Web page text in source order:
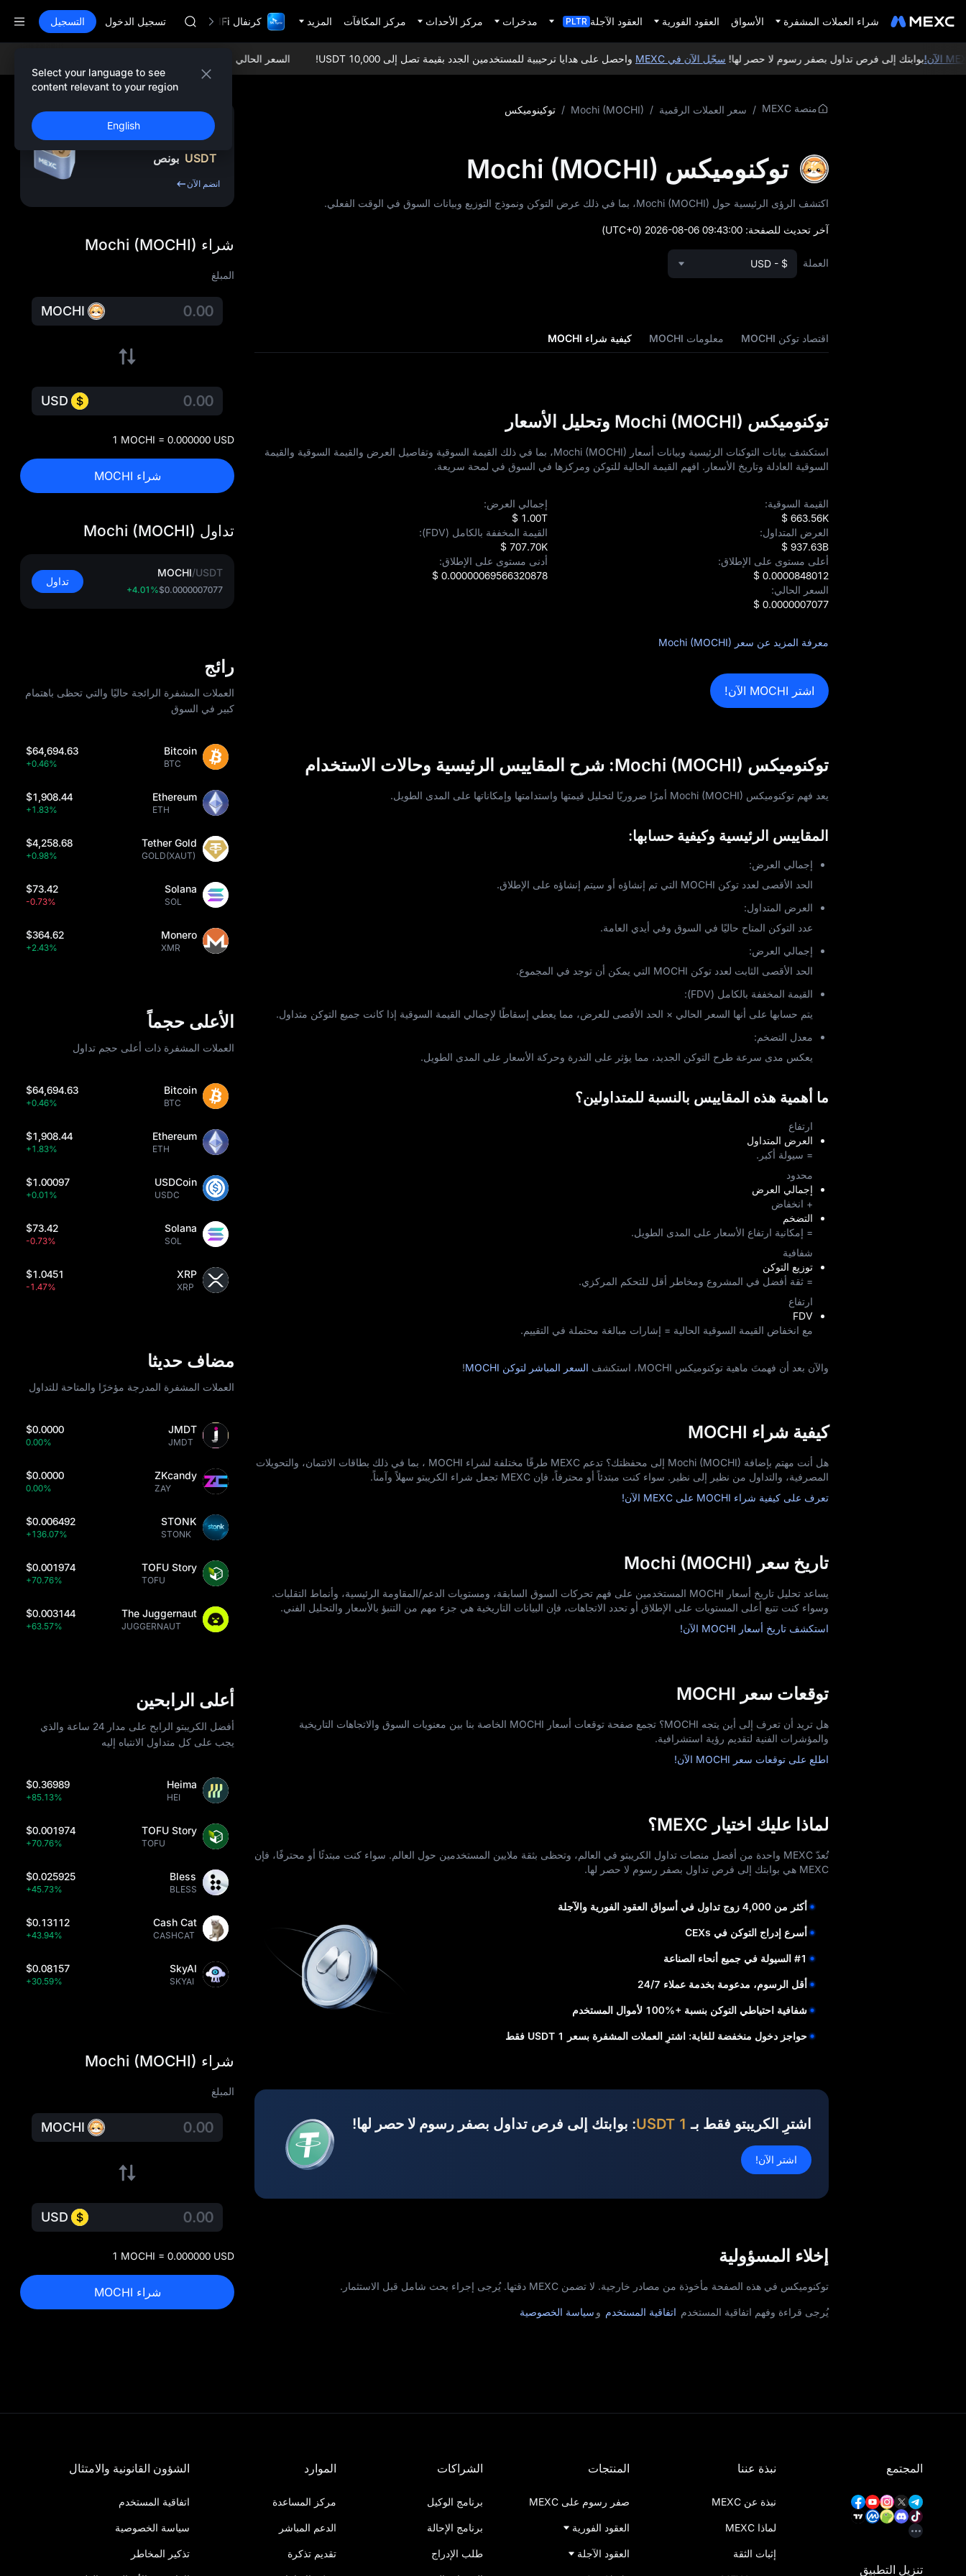
شراء العملات المشفرة الأسواق العقود الفورية العقود الآجلة PLTR مدخرات مركز الأحداث مركز المكافآت المزيد كرنفال TradFi مع 1,000,000$
HEI
مستقبل Unitree مباشر الآن
BLESS
مستقبل Unitree مباشر الآن
تسجيل الدخول التسجيل
Select your language to see
content relevant to your region
English
السعر الحالي USDC (USDCoin): بوابتك إلى فرص تداول بصفر رسوم لا حصر لها!سجّل الآن في MEXC واحصل على هدايا ترحيبية للمستخدمين الجدد بقيمة تصل إلى 10,000 USDT!
منصة MEXC / سعر العملات الرقمية /
Mochi (MOCHI)
/ توكينوميكس
توكنوميكس Mochi (MOCHI)
اكتشف الرؤى الرئيسية حول Mochi (MOCHI)، بما في ذلك عرض التوكن ونموذج التوزيع وبيانات السوق في الوقت الفعلي.
آخر تحديث للصفحة: 2026-08-06 09:43:00
(UTC+0)
العملة USD - $
اقتصاد توكن MOCHI معلومات MOCHI كيفية شراء MOCHI
توكنوميكس Mochi (MOCHI) وتحليل الأسعار
استكشف بيانات التوكنات الرئيسية وبيانات أسعار Mochi (MOCHI)، بما في ذلك القيمة السوقية وتفاصيل العرض والقيمة السوقية والقيمة
السوقية العادلة وتاريخ الأسعار. افهم القيمة الحالية للتوكن ومركزها في السوق في لمحة سريعة.
القيمة السوقية:
$ 663.56K
إجمالي العرض:
$ 1.00T
العرض المتداول:
$ 937.63B
القيمة المخففة بالكامل (FDV):
$ 707.70K
أعلى مستوى على الإطلاق:
$ 0.0000848012
أدنى مستوى على الإطلاق:
$ 0.00000069566320878
السعر الحالي:
$ 0.0000007077
معرفة المزيد عن سعر Mochi (MOCHI)
اشتر MOCHI الآن!
توكنوميكس Mochi (MOCHI): شرح المقاييس الرئيسية وحالات الاستخدام
يعد فهم توكنوميكس Mochi (MOCHI) أمرًا ضروريًا لتحليل قيمتها واستدامتها وإمكاناتها على المدى الطويل.
المقاييس الرئيسية وكيفية حسابها:
إجمالي العرض:
الحد الأقصى لعدد توكن MOCHI التي تم إنشاؤه أو سيتم إنشاؤه على الإطلاق.
العرض المتداول:
عدد التوكن المتاح حاليًا في السوق وفي أيدي العامة.
إجمالي العرض:
الحد الأقصى الثابت لعدد توكن MOCHI التي يمكن أن توجد في المجموع.
القيمة المخففة بالكامل (FDV):
يتم حسابها على أنها السعر الحالي × الحد الأقصى للعرض، مما يعطي إسقاطًا لإجمالي القيمة السوقية إذا كانت جميع التوكن متداول.
معدل التضخم:
يعكس مدى سرعة طرح التوكن الجديد، مما يؤثر على الندرة وحركة الأسعار على المدى الطويل.
ما أهمية هذه المقاييس بالنسبة للمتداولين؟
ارتفاع
العرض المتداول
= سيولة أكبر.
محدود
إجمالي العرض
+ انخفاض
التضخم
= إمكانية ارتفاع الأسعار على المدى الطويل.
شفافية
توزيع التوكن
= ثقة أفضل في المشروع ومخاطر أقل للتحكم المركزي.
ارتفاع
FDV
مع انخفاض القيمة السوقية الحالية = إشارات مبالغة محتملة في التقييم.
والآن بعد أن فهمتَ ماهية توكنوميكس MOCHI، استكشف السعر المباشر لتوكن MOCHI !
كيفية شراء MOCHI
هل أنت مهتم بإضافة Mochi (MOCHI) إلى محفظتك؟ تدعم MEXC طرقًا مختلفة لشراء MOCHI ، بما في ذلك بطاقات الائتمان، والتحويلات
المصرفية، والتداول من نظير إلى نظير. سواء كنت مبتدئاً أو محترفاً، فإن MEXC تجعل شراء الكريبتو سهلاً وآمناً.
تعرف على كيفية شراء MOCHI على MEXC الآن!
تاريخ سعر Mochi (MOCHI)
يساعد تحليل تاريخ أسعار MOCHI المستخدمين على فهم تحركات السوق السابقة، ومستويات الدعم/المقاومة الرئيسية، وأنماط التقلبات.
وسواء كنت تتبع أعلى المستويات على الإطلاق أو تحدد الاتجاهات، فإن البيانات التاريخية هي جزء مهم من التنبؤ بالأسعار والتحليل الفني.
استكشف تاريخ أسعار MOCHI الآن!
توقعات سعر MOCHI
هل تريد أن تعرف إلى أين يتجه MOCHI؟ تجمع صفحة توقعات أسعار MOCHI الخاصة بنا بين معنويات السوق والاتجاهات التاريخية
والمؤشرات الفنية لتقديم رؤية استشرافية.
اطلع على توقعات سعر MOCHI الآن!
لماذا عليك اختيار MEXC؟
تُعدّ MEXC واحدة من أفضل منصات تداول الكريبتو في العالم، وتحظى بثقة ملايين المستخدمين حول العالم. سواء كنت مبتدئًا أو محترفًا، فإن
MEXC هي بوابتك إلى فرص تداول بصفر رسوم لا حصر لها.
أكثر من 4,000 زوج تداول في أسواق العقود الفورية والآجلة
أسرع إدراج التوكن في CEXs
#1 السيولة في جميع أنحاء الصناعة
أقل الرسوم، مدعومة بخدمة عملاء 24/7
شفافية احتياطي التوكن بنسبة +%100 لأموال المستخدم
حواجز دخول منخفضة للغاية: اشترِ العملات المشفرة بسعر 1 USDT فقط
اشترِ الكريبتو فقط بـ 1 USDT : بوابتك إلى فرص تداول بصفر رسوم لا حصر لها!
اشتر الآن!
إخلاء المسؤولية
توكنوميكس في هذه الصفحة مأخوذة من مصادر خارجية. لا تضمن MEXC دقتها. يُرجى إجراء بحث شامل قبل الاستثمار.
يُرجى قراءة وفهم اتفاقية المستخدم اتفاقية المستخدم و سياسة الخصوصية
اشترك واحصل على ما
يصل إلى10,000
USDT بونص
انضم الآن
شراء Mochi (MOCHI)
المبلغ
MOCHI
USD
1 MOCHI = 0.000000 USD
شراء MOCHI
تداول Mochi (MOCHI)
/USDT
MOCHI
$0.0000007077
+4.01%
تداول
رائج
العملات المشفرة الرائجة حاليًا والتي تحظى باهتمام
كبير في السوق
Bitcoin
BTC
$64,694.63
+0.46%
Ethereum
ETH
$1,908.44
+1.83%
Tether Gold
GOLD(XAUT)
$4,258.68
+0.98%
Solana
SOL
$73.42
-0.73%
Monero
XMR
$364.62
+2.43%
الأعلى حجماً
العملات المشفرة ذات أعلى حجم تداول
Bitcoin
BTC
$64,694.63
+0.46%
Ethereum
ETH
$1,908.44
+1.83%
USDCoin
USDC
$1.00097
+0.01%
Solana
SOL
$73.42
-0.73%
XRP
XRP
$1.0451
-1.47%
مضاف حديثا
العملات المشفرة المدرجة مؤخرًا والمتاحة للتداول
JMDT
JMDT
$0.0000
0.00%
ZKcandy
ZAY
$0.0000
0.00%
STONK
STONK
$0.006492
+136.07%
TOFU Story
TOFU
$0.001974
+70.76%
The Juggernaut
JUGGERNAUT
$0.003144
+63.57%
أعلى الرابحين
أفضل الكريبتو الرابح على مدار 24 ساعة والذي
يجب على كل متداول الانتباه إليه
Heima
HEI
$0.36989
+85.13%
TOFU Story
TOFU
$0.001974
+70.76%
Bless
BLESS
$0.025925
+45.73%
Cash Cat
CASHCAT
$0.13112
+43.94%
SkyAI
SKYAI
$0.08157
+30.59%
شراء Mochi (MOCHI)
المبلغ
MOCHI
USD
1 MOCHI = 0.000000 USD
شراء MOCHI
المجتمع
تنزيل التطبيق
نبذة عننا
نبذة عن MEXC
لماذا MEXC
إثبات الثقة
المنتجات
صفر رسوم على MEXC
العقود الفورية
العقود الآجلة
الشراكات
برنامج الوكيل
برنامج الإحالة
طلب الإدراج
الموارد
مركز المساعدة
الدعم المباشر
تقديم تذكرة
الشؤون القانونية والامتثال
اتفاقية المستخدم
سياسة الخصوصية
تذكير المخاطر